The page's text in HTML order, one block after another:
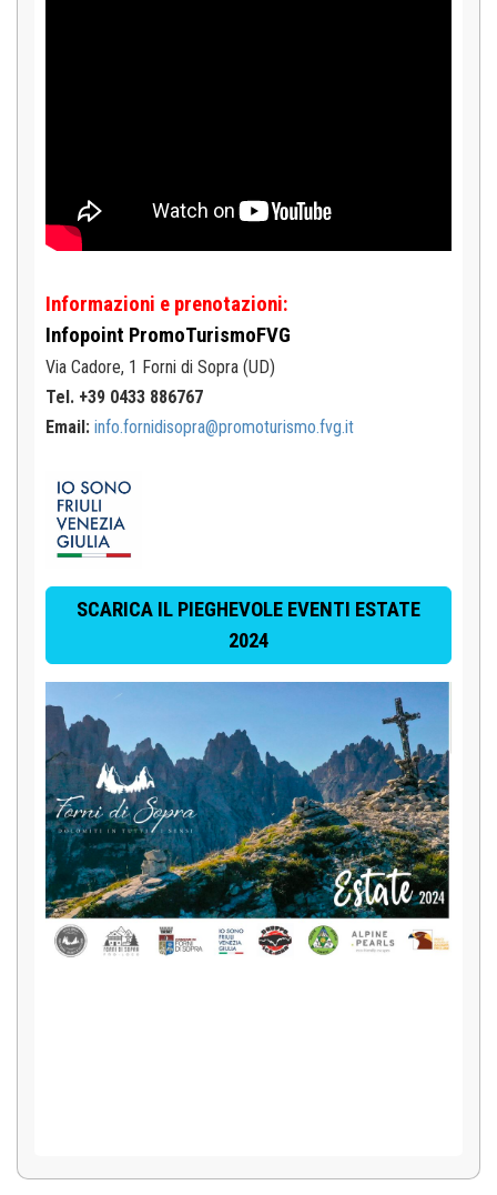
Informazioni e prenotazioni:
Infopoint PromoTurismoFVG
Via Cadore, 1 Forni di Sopra (UD)
Tel. +39 0433 886767
Email: info.fornidisopra@promoturismo.fvg.it
SCARICA IL PIEGHEVOLE EVENTI ESTATE
2024